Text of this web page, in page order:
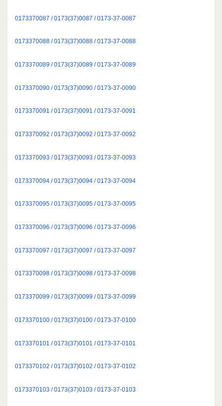
0173370087 / 0173(37)0087 / 0173-37-0087
0173370088 / 0173(37)0088 / 0173-37-0088
0173370089 / 0173(37)0089 / 0173-37-0089
0173370090 / 0173(37)0090 / 0173-37-0090
0173370091 / 0173(37)0091 / 0173-37-0091
0173370092 / 0173(37)0092 / 0173-37-0092
0173370093 / 0173(37)0093 / 0173-37-0093
0173370094 / 0173(37)0094 / 0173-37-0094
0173370095 / 0173(37)0095 / 0173-37-0095
0173370096 / 0173(37)0096 / 0173-37-0096
0173370097 / 0173(37)0097 / 0173-37-0097
0173370098 / 0173(37)0098 / 0173-37-0098
0173370099 / 0173(37)0099 / 0173-37-0099
0173370100 / 0173(37)0100 / 0173-37-0100
0173370101 / 0173(37)0101 / 0173-37-0101
0173370102 / 0173(37)0102 / 0173-37-0102
0173370103 / 0173(37)0103 / 0173-37-0103